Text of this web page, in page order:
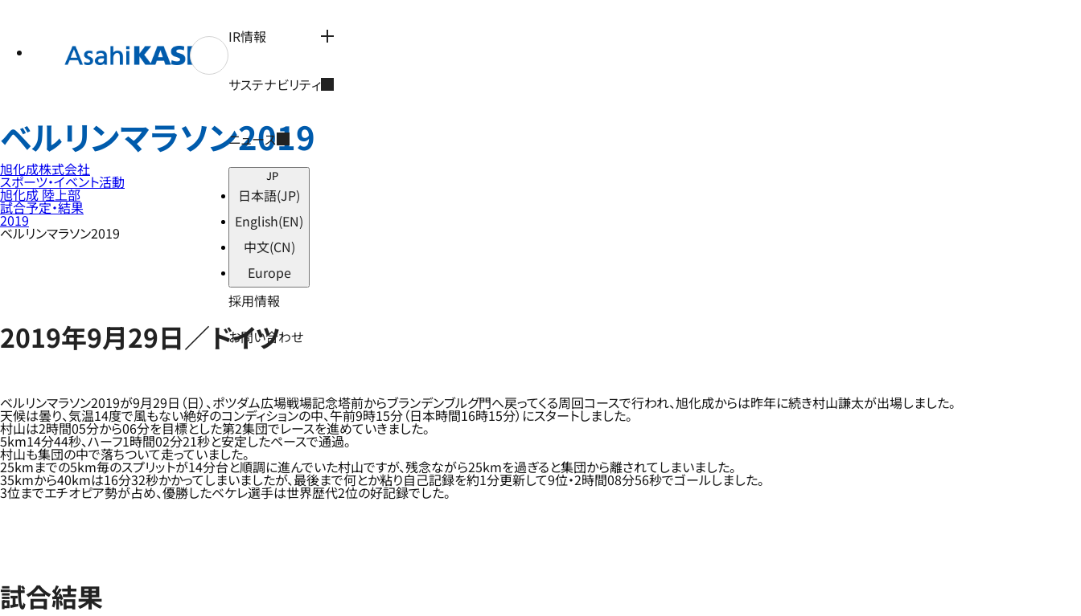
IR情報
サステナビリティ
ニュース
JP
日本語(JP)
English(EN)
中文(CN)
Europe
採用情報
お問い合わせ
ベルリンマラソン2019
旭化成株式会社
スポーツ・イベント活動
旭化成 陸上部
試合予定・結果
2019
ベルリンマラソン2019
2019年9月29日／ドイツ
ベルリンマラソン2019が9月29日（日）、ポツダム広場戦場記念塔前からブランデンブルグ門へ戻ってくる周回コースで行われ、旭化成からは昨年に続き村山謙太が出場しました。
天候は曇り、気温14度で風もない絶好のコンディションの中、午前9時15分（日本時間16時15分）にスタートしました。
村山は2時間05分から06分を目標とした第2集団でレースを進めていきました。
5km14分44秒、ハーフ1時間02分21秒と安定したペースで通過。
村山も集団の中で落ちついて走っていました。
25kmまでの5km毎のスプリットが14分台と順調に進んでいた村山ですが、残念ながら25kmを過ぎると集団から離されてしまいました。
35kmから40kmは16分32秒かかってしまいましたが、最後まで何とか粘り自己記録を約1分更新して9位・2時間08分56秒でゴールしました。
3位までエチオピア勢が占め、優勝したベケレ選手は世界歴代2位の好記録でした。
試合結果